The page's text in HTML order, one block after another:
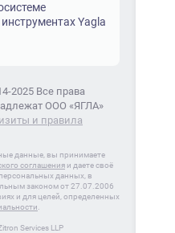
Yagla
2025 Все права
ООО «ЯГЛА»
и правила
данные, вы принимаете
соглашения и даете своё
данных, в
законом от 27.07.2006
и для целей, определенных
Services LLP